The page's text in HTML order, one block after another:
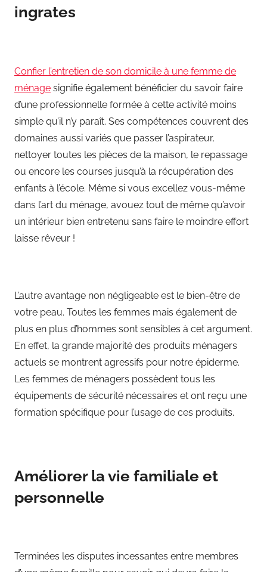
ingrates
Confier l’entretien de son domicile à une femme de
ménage signifie également bénéficier du savoir faire
d’une professionnelle formée à cette activité moins
simple qu’il n’y paraît. Ses compétences couvrent des
domaines aussi variés que passer l’aspirateur,
nettoyer toutes les pièces de la maison, le repassage
ou encore les courses jusqu’à la récupération des
enfants à l’école. Même si vous excellez vous-même
dans l’art du ménage, avouez tout de même qu’avoir
un intérieur bien entretenu sans faire le moindre effort
laisse rêveur !
L’autre avantage non négligeable est le bien-être de
votre peau. Toutes les femmes mais également de
plus en plus d’hommes sont sensibles à cet argument.
En effet, la grande majorité des produits ménagers
actuels se montrent agressifs pour notre épiderme.
Les femmes de ménagers possèdent tous les
équipements de sécurité nécessaires et ont reçu une
formation spécifique pour l’usage de ces produits.
Améliorer la vie familiale et
personnelle
Terminées les disputes incessantes entre membres